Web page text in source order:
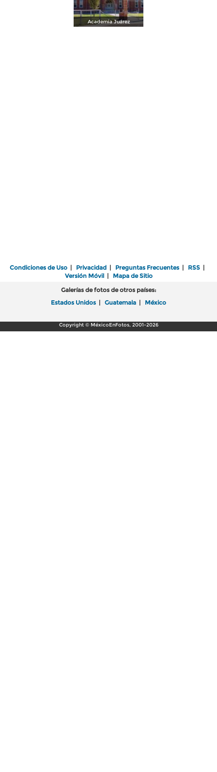
Academia Juárez
Condiciones de Uso | Privacidad | Preguntas Frecuentes | RSS |
Versión Móvil| Mapa de Sitio
Galerías de fotos de otros países:
Estados Unidos | Guatemala | México
Copyright © MéxicoEnFotos, 2001-2026